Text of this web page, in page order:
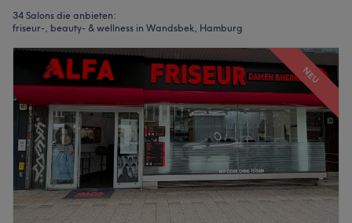
34 Salons die anbieten:
friseur-, beauty- & wellness in Wandsbek, Hamburg
NEU